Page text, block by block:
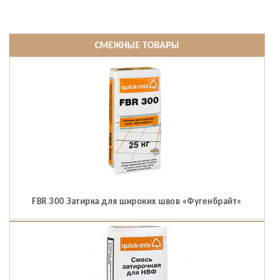
СМЕЖНЫЕ ТОВАРЫ
FBR 300 Затирка для широких швов «Фугенбрайт»